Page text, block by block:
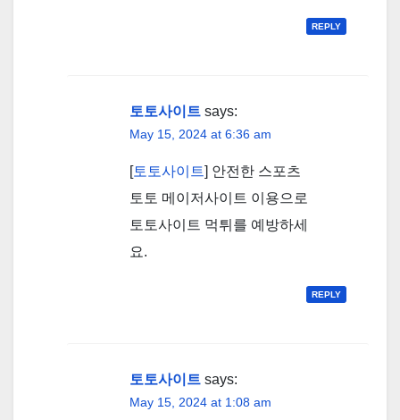
REPLY
토토사이트 says:
May 15, 2024 at 6:36 am
[토토사이트] 안전한 스포츠
토토 메이저사이트 이용으로
토토사이트 먹튀를 예방하세
요.
REPLY
토토사이트 says:
May 15, 2024 at 1:08 am